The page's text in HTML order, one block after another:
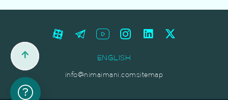
ENGLISH
sitemap
info@nimaimani.com